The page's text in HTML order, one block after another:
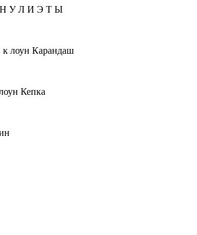
Н У Л И Э Т Ы
лоун Карандаш
Кепка